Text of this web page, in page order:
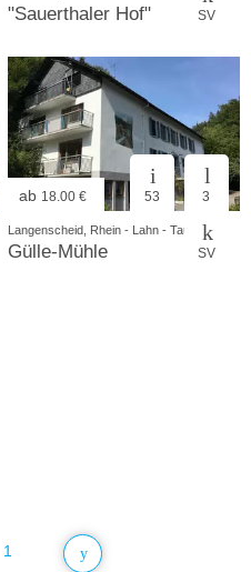
SV
"Sauerthaler Hof"
ab 18.00 € 53 3
SV
Langenscheid, Rhein - Lahn - Taunus
Gülle-Mühle
1